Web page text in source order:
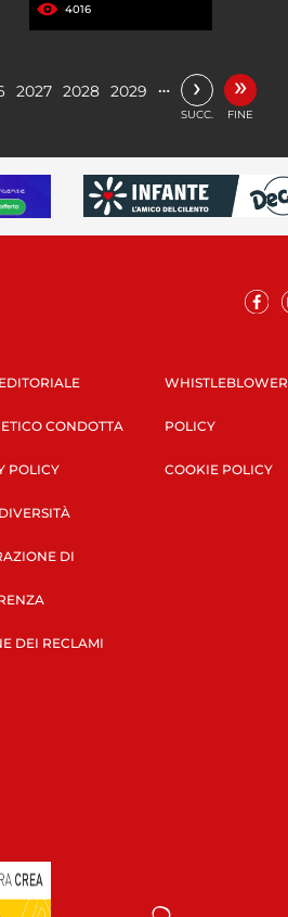
4016
2027 2028 2029 … ›
SUCC.
»
FINE
CONDOTTA
POLICY
DI
DEI RECLAMI
WHISTLEBLOWER
POLICY
COOKIE POLICY